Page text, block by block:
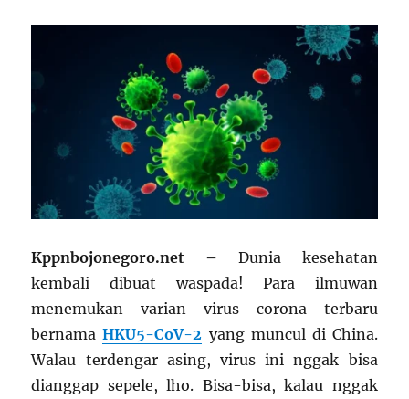
Kppnbojonegoro.net – Dunia kesehatan
kembali dibuat waspada! Para ilmuwan
menemukan varian virus corona terbaru
bernamaHKU5-CoV-2 yang muncul di China.
Walau terdengar asing, virus ini nggak bisa
dianggap sepele, lho. Bisa-bisa, kalau nggak